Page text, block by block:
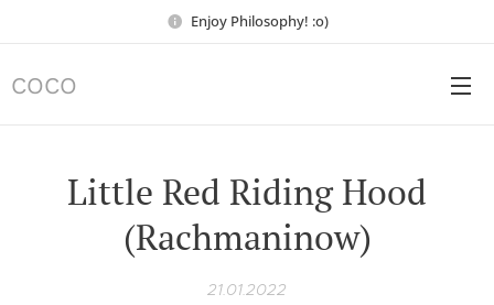
Enjoy Philosophy! :o)
COCO
Little Red Riding Hood
(Rachmaninow)
21.01.2022